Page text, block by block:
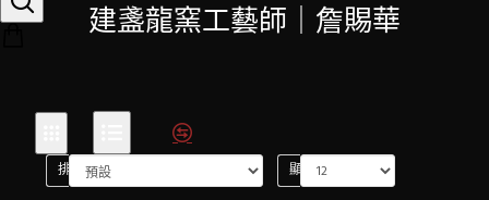
建盞龍窯工藝師｜詹賜華
排序方式: 顯示: